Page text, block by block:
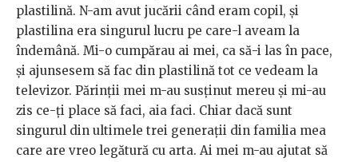
plastilină. N-am avut jucării când eram copil, și
plastilina era singurul lucru pe care-l aveam la
îndemână. Mi-o cumpărau ai mei, ca să-i las în pace,
și ajunsesem să fac din plastilină tot ce vedeam la
televizor. Părinții mei m-au susținut mereu și mi-au
zis ce-ți place să faci, aia faci. Chiar dacă sunt
singurul din ultimele trei generații din familia mea
care are vreo legătură cu arta. Ai mei m-au ajutat să